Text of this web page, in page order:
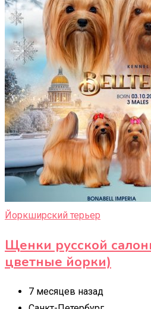
Йоркширский терьер
Щенки русской
цветные йорки)
7 месяцев назад